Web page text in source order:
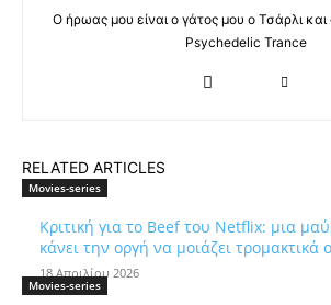
Ο ήρωας μου είναι ο γάτος μου ο Τσάρλι
Psychedelic Trance
RELATED ARTICLES
Movies-series
Κριτική για το Beef του Netflix: μια
κάνει την οργή να μοιάζει τρομακτικά
18 Απριλίου 2026
Movies-series